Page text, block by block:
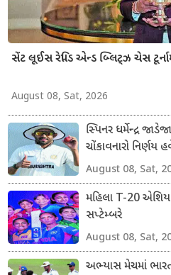
સેંટ લૂઈસ રેપિડ એન્ડ બ્લિટ્ઝ ચેસ
August 08, Sat, 2026
સ્પિનર ધર્મેન્દ્ર
ચોંકાવનારો નિર્ણય
ડોમેસ્ટિક ક્રિકેટ રમશે
August 08, Sat,
મહિલા T-20
સપ્ટેમ્બરે
August 08, Sat,
અભ્યાસ મેચમાં